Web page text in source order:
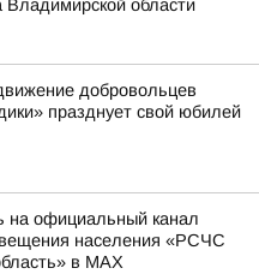
Владимирской области
добровольцев
празднует свой юбилей
на официальный канал
населения «РСЧС
в МАХ